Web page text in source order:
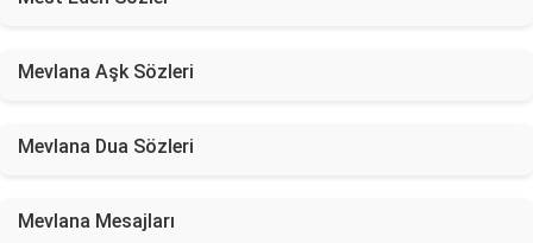
Mevlana Aşk Sözleri
Mevlana Dua Sözleri
Mevlana Mesajları